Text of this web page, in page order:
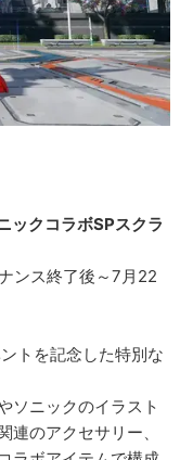
ックコラボSPスクラ
ンス終了後～7月22
トを記念した特別な
ソニックのイラスト
のアクセサリー、